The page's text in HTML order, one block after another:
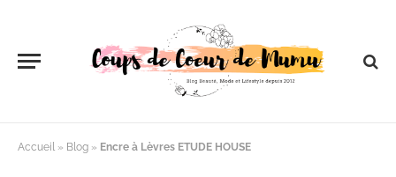
Accueil » Blog » Encre à Lèvres ETUDE HOUSE